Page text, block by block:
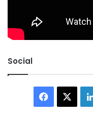
Social
Facebook